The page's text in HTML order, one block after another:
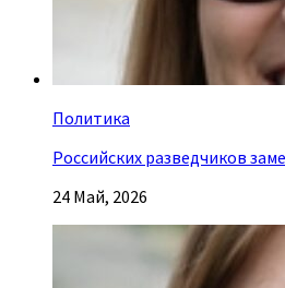
Политика
Российских разведчиков
24 Май, 2026